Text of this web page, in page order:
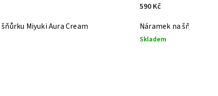
Miyuki Aura Cream
Náramek na šňůrku
Skladem
590 Kč